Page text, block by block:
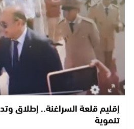
إقليم قلعة السراغنة.. إطلاق
تنموية